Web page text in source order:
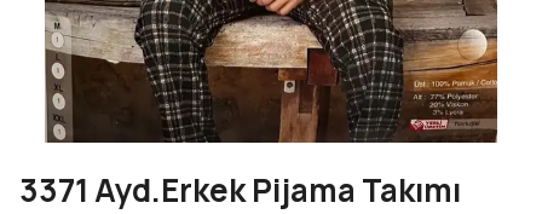
3371 Ayd.Erkek Pijama Takımı